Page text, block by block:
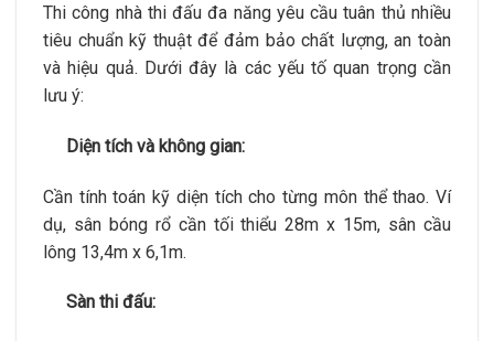
Thi công nhà thi đấu đa năng yêu cầu tuân thủ nhiều
tiêu chuẩn kỹ thuật để đảm bảo chất lượng, an toàn
và hiệu quả. Dưới đây là các yếu tố quan trọng cần
lưu ý:
Diện tích và không gian:
Cần tính toán kỹ diện tích cho từng môn thể thao. Ví
dụ, sân bóng rổ cần tối thiểu 28m x 15m, sân cầu
lông 13,4m x 6,1m.
Sàn thi đấu: